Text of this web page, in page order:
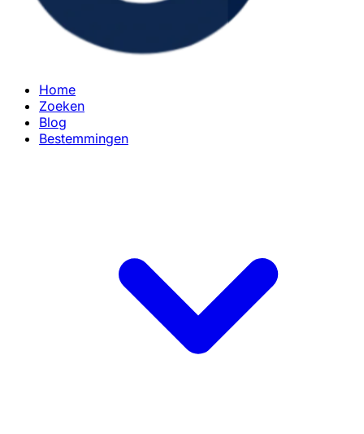
Home
Zoeken
Blog
Bestemmingen